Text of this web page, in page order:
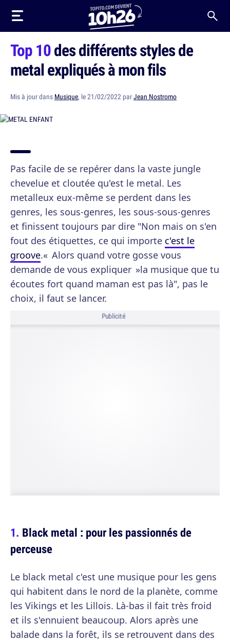
Top 10des différents styles de
metal expliqués à mon fils
Mis à jour dans Musique, le 21/02/2022 parJean Nostromo
Pas facile de se repérer dans la vaste jungle
chevelue et cloutée qu'est le metal. Les
metalleux eux-même se perdent dans les
genres, les sous-genres, les sous-sous-genres
et finissent toujours par dire "Non mais on s'en
fout des étiquettes, ce qui importe c'est le
groove.« Alors quand votre gosse vous
demande de vous expliquer »la musique que tu
écoutes fort quand maman est pas là", pas le
choix, il faut se lancer.
Publicité
Black metal : pour les passionnés de
perceuse
Le black metal c'est une musique pour les gens
qui habitent dans le nord de la planète, comme
les Vikings et les Lillois. Là-bas il fait très froid
et ils s'ennuient beaucoup. Alors après une
balade dans la forêt, ils se retrouvent dans des